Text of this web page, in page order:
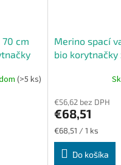
cm
(>5 ks)
Merino spací
bio korytnačky
€56,62 bez DPH
€68,51
Jednotková
cena:
€68,51 / 1 ks
Do košíka